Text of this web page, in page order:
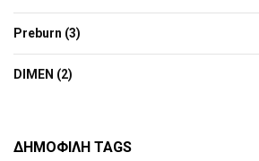
Preburn (3)
DIMEN (2)
ΔΗΜΟΦΙΛΉ TAGS